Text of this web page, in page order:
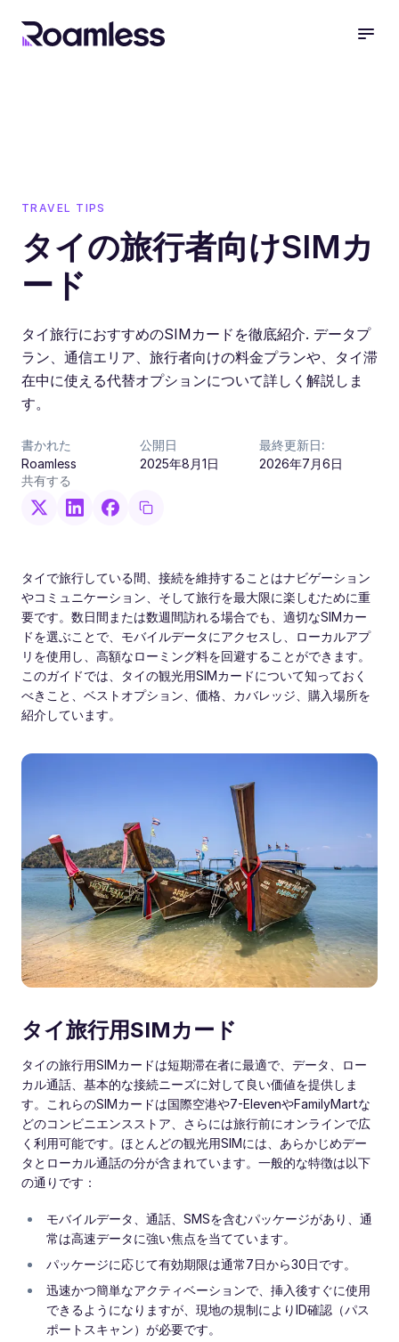
TRAVEL TIPS
タイの旅行者向けSIMカ
ード
タイ旅行におすすめのSIMカードを徹底紹介. データプ
ラン、通信エリア、旅行者向けの料金プランや、タイ滞
在中に使える代替オプションについて詳しく解説しま
す。
書かれた
Roamless
公開日
2025年8月1日
最終更新日:
2026年7月6日
共有する
タイで旅行している間、接続を維持することはナビゲーション
やコミュニケーション、そして旅行を最大限に楽しむために重
要です。数日間または数週間訪れる場合でも、適切なSIMカー
ドを選ぶことで、モバイルデータにアクセスし、ローカルアプ
リを使用し、高額なローミング料を回避することができます。
このガイドでは、タイの観光用SIMカードについて知っておく
べきこと、ベストオプション、価格、カバレッジ、購入場所を
紹介しています。
タイ旅行用SIMカード
タイの旅行用SIMカードは短期滞在者に最適で、データ、ロー
カル通話、基本的な接続ニーズに対して良い価値を提供しま
す。これらのSIMカードは国際空港や7-ElevenやFamilyMartな
どのコンビニエンスストア、さらには旅行前にオンラインで広
く利用可能です。ほとんどの観光用SIMには、あらかじめデー
タとローカル通話の分が含まれています。一般的な特徴は以下
の通りです：
モバイルデータ、通話、SMSを含むパッケージがあり、通
常は高速データに強い焦点を当てています。
パッケージに応じて有効期限は通常7日から30日です。
迅速かつ簡単なアクティベーションで、挿入後すぐに使用
できるようになりますが、現地の規制によりID確認（パス
ポートスキャン）が必要です。